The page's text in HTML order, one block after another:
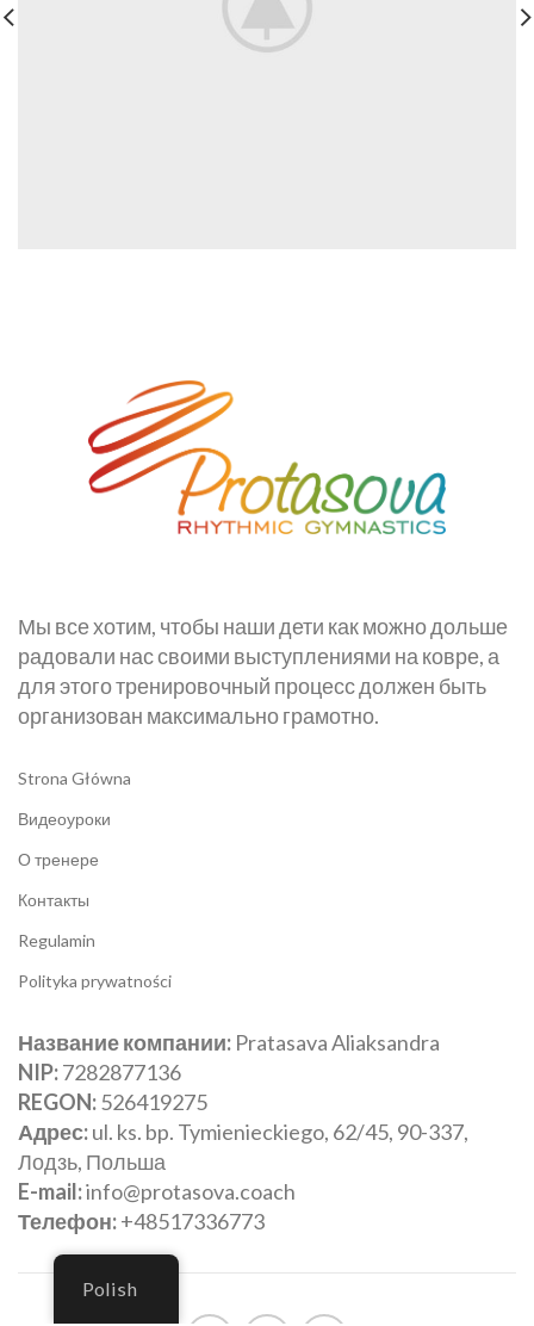
Мы все хотим, чтобы наши дети как можно дольше
радовали нас своими выступлениями на ковре, а
для этого тренировочный процесс должен быть
организован максимально грамотно.
Strona Główna
Видеоуроки
О тренере
Контакты
Regulamin
Polityka prywatności
Название компании: Pratasava Aliaksandra
NIP:‎7282877136
REGON:‎526419275
Адрес:‎ul. ks. bp. Tymienieckiego, 62/45, 90-337,
Лодзь, Польша
E-mail:info@protasova.coach
Телефон:+48517336773
Polish